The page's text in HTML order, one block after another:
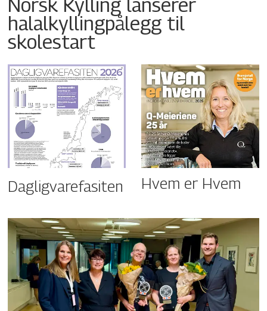
halalkyllingpålegg til
skolestart
Dagligvarefasiten Hvem er Hvem